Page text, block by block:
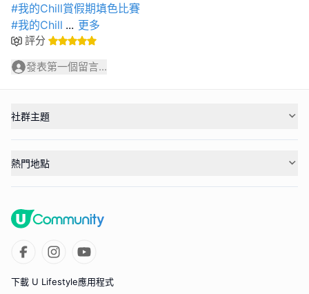
#我的Chill賞假期填色比賽
#我的Chill ... 更多
評分
發表第一個留言...
社群主題
熱門地點
下載 U Lifestyle應用程式